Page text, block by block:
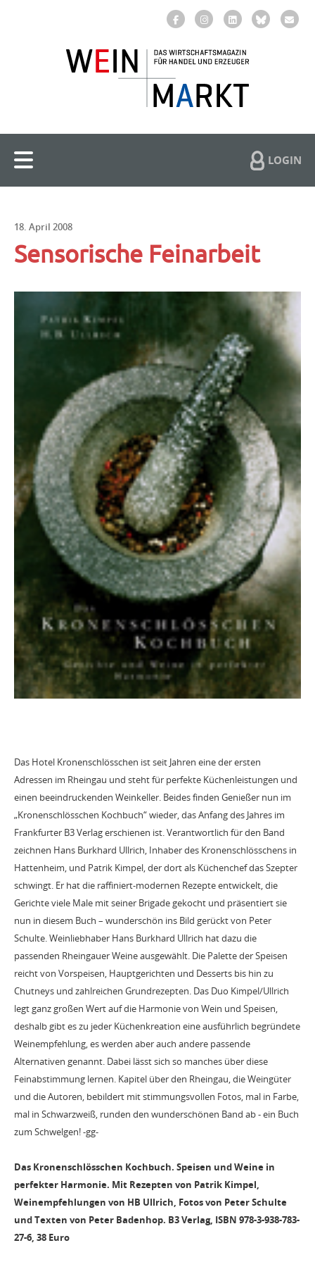
LOGIN
18. April 2008
Sensorische Feinarbeit
Das Hotel Kronenschlösschen ist seit Jahren eine der ersten
Adressen im Rheingau und steht für perfekte Küchenleistungen und
einen beeindruckenden Weinkeller. Beides finden Genießer nun im
„Kronenschlösschen Kochbuch“ wieder, das Anfang des Jahres im
Frankfurter B3 Verlag erschienen ist. Verantwortlich für den Band
zeichnen Hans Burkhard Ullrich, Inhaber des Kronenschlösschens in
Hattenheim, und Patrik Kimpel, der dort als Küchenchef das Szepter
schwingt. Er hat die raffiniert-modernen Rezepte entwickelt, die
Gerichte viele Male mit seiner Brigade gekocht und präsentiert sie
nun in diesem Buch – wunderschön ins Bild gerückt von Peter
Schulte. Weinliebhaber Hans Burkhard Ullrich hat dazu die
passenden Rheingauer Weine ausgewählt. Die Palette der Speisen
reicht von Vorspeisen, Hauptgerichten und Desserts bis hin zu
Chutneys und zahlreichen Grundrezepten. Das Duo Kimpel/Ullrich
legt ganz großen Wert auf die Harmonie von Wein und Speisen,
deshalb gibt es zu jeder Küchenkreation eine ausführlich begründete
Weinempfehlung, es werden aber auch andere passende
Alternativen genannt. Dabei lässt sich so manches über diese
Feinabstimmung lernen. Kapitel über den Rheingau, die Weingüter
und die Autoren, bebildert mit stimmungsvollen Fotos, mal in Farbe,
mal in Schwarzweiß, runden den wunderschönen Band ab - ein Buch
zum Schwelgen! -gg-
Das Kronenschlösschen Kochbuch. Speisen und Weine in
perfekter Harmonie. Mit Rezepten von Patrik Kimpel,
Weinempfehlungen von HB Ullrich, Fotos von Peter Schulte
und Texten von Peter Badenhop. B3 Verlag, ISBN 978-3-938-783-
27-6, 38 Euro